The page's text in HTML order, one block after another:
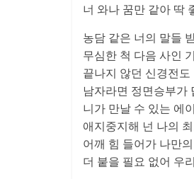
너 와나 꿈만 같아 딱
농담 같은 너의 말들
무심한 척 다음 사인
끝나지 않던 신경전도
남자라면 정면승부가
니가 만날 수 있는 에
애지중지해 넌 나의
어깨 힘 들어가 나만
더 붙을 필요 없어 우